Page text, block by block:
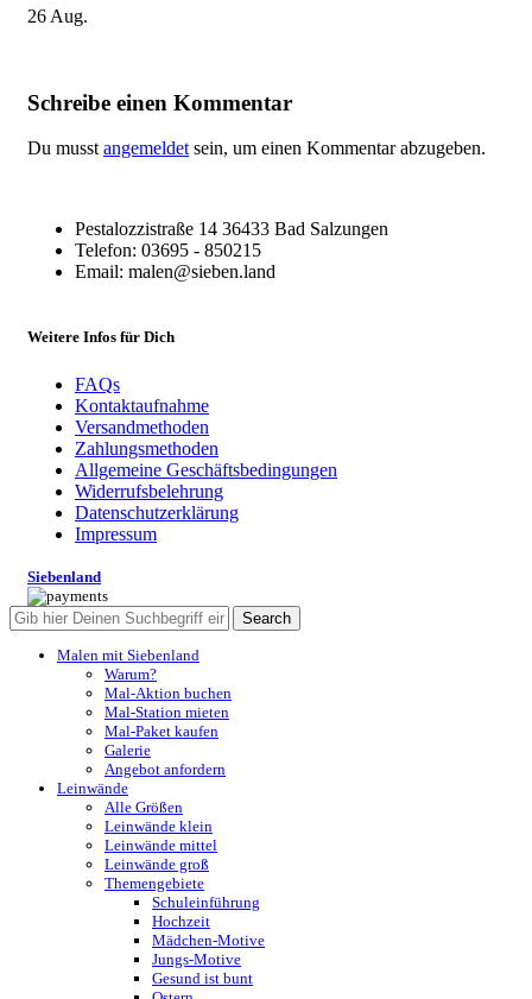
26 Aug.
Schreibe einen Kommentar
Du musst angemeldet sein, um einen Kommentar abzugeben.
Pestalozzistraße 14 36433 Bad Salzungen
Telefon: 03695 - 850215
Email: malen@sieben.land
Weitere Infos für Dich
FAQs
Kontaktaufnahme
Versandmethoden
Zahlungsmethoden
Allgemeine Geschäftsbedingungen
Widerrufsbelehrung
Datenschutzerklärung
Impressum
Siebenland
Search
Malen mit Siebenland
Warum?
Mal-Aktion buchen
Mal-Station mieten
Mal-Paket kaufen
Galerie
Angebot anfordern
Leinwände
Alle Größen
Leinwände klein
Leinwände mittel
Leinwände groß
Themengebiete
Schuleinführung
Hochzeit
Mädchen-Motive
Jungs-Motive
Gesund ist bunt